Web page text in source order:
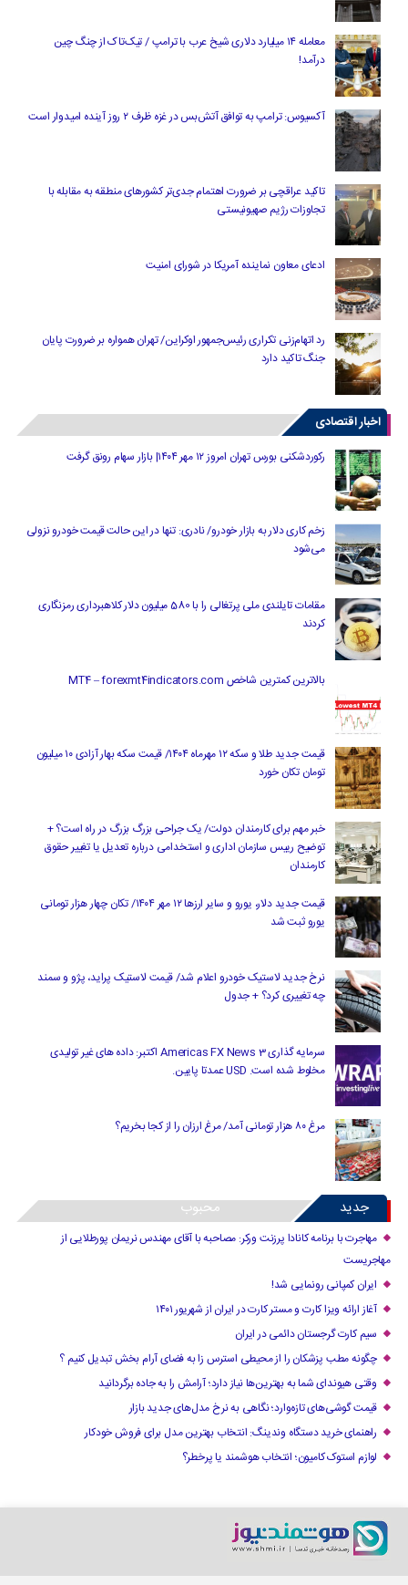
معامله ۱۴ میلیارد دلاری شیخ عرب با ترامپ / تیک‌تاک از چنگ چین
درآمد!
آکسیوس: ترامپ به توافق آتش‌بس در غزه ظرف ۲ روز آینده امیدوار است
تاکید عراقچی بر ضرورت اهتمام جدی‌تر کشورهای منطقه به مقابله با
تجاوزات رژیم صهیونیستی
ادعای معاون نماینده آمریکا در شورای امنیت
رد اتهام‌زنی تکراری رئیس‌جمهور اوکراین/ تهران همواره بر ضرورت پایان
جنگ تاکید دارد
اخبار اقتصادی
رکوردشکنی بورس تهران امروز ۱۲ مهر ۱۴۰۴| بازار سهام رونق گرفت
زخم کاری دلار به بازار خودرو/ نادری: تنها در این حالت قیمت خودرو نزولی
می‌شود
مقامات تایلندی ملی پرتغالی را با 580 میلیون دلار کلاهبرداری رمزنگاری
کردند
بالاترین کمترین شاخص MT4 – forexmt4indicators.com
قیمت جدید طلا و سکه ۱۲ مهرماه ۱۴۰۴/ قیمت سکه بهار آزادی ۱۰ میلیون
تومان تکان خورد
خبر مهم برای کارمندان دولت/ یک جراحی بزرگ بزرگ در راه است؟ +
توضیح رییس سازمان اداری و استخدامی درباره تعدیل یا تغییر حقوق
کارمندان
قیمت جدید دلار، یورو و سایر ارزها ۱۲ مهر ۱۴۰۴/ تکان چهار هزار تومانی
یورو ثبت شد
نرخ جدید لاستیک خودرو اعلام شد/ قیمت لاستیک پراید، پژو و سمند
چه تغییری کرد؟ + جدول
سرمایه گذاری Americas FX News 3 اکتبر: داده های غیر تولیدی
مخلوط شده است. USD عمدتا پایین.
مرغ ۸۰ هزار تومانی آمد/ مرغ ارزان را از کجا بخریم؟
جدید محبوب
مهاجرت با برنامه کانادا پرزنت ورکر: مصاحبه با آقای مهندس نریمان پورطلایی از
مهاجریست
ایران کمپانی رونمایی شد!
آغاز ارائه ویزا کارت و مستر کارت در ایران از شهریور ۱۴۰۱
سیم کارت گرجستان دائمی در ایران
چگونه مطب پزشکان را از محیطی استرس زا به فضای آرام بخش تبدیل کنیم ؟
وقتی هیوندای شما به بهترین‌ها نیاز دارد؛ آرامش را به جاده برگردانید
قیمت گوشی‌های تازه‌وارد؛ نگاهی به نرخ مدل‌های جدید بازار
راهنمای خرید دستگاه وندینگ: انتخاب بهترین مدل برای فروش خودکار
لوازم استوک کامیون؛ انتخاب هوشمند یا پرخطر؟